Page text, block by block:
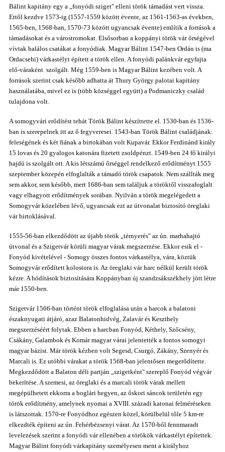
Bálint kapitány egy a „fonyódi sziget" elleni török támadást vert vissza.
Ettől kezdve 1573-ig (1557-1559 között évente, az 1561-1563-as években,
1565-ben, 1568-ban, 1570-73 között ugyancsak évente) említik a források a
támadásokat és a várostromokat. Elsősorban a koppányi török vár őrségével
vívtak halálos csatákat a fonyódiak. Magyar Bálint 1547-ben Ordán is (ma
Ordacsehi) várkastélyt épített a török ellen. A fonyódi palánkvár egyfajta
elő-váraként szolgált. Még 1559-ben is Magyar Bálint kezében volt. A
források szerint csak később adhatta át Thury György palotai kapitány
használatába, mivel ez is (több községgel együtt) a Podmaniczky család
tulajdona volt.
A somogyvári erődítést tehát Török Bálint készíttette el. 1530-ban és 1536-
ban is szerepelnek itt az ő fegyveresei. 1543-ban Török Bálint családjának:
feleségének és két fiának a birtokában volt Kupavár. Ekkor Ferdinánd király
15 lovas és 20 gyalogos katonára fizetett zsoldpénzt. 1549-ben 24 fő királyi
hajdú is szolgált ott. A kis létszámú őrséggel rendelkező erődítményt 1555
szeptember közepén elfoglalták a támadó török csapatok. Nem szállták meg
sem akkor, sem később, mert 1686-ban sem találjuk a töröktől visszafoglalt
vagy elhagyott erődítmények sorában. Nyilván a török megelégedett a
Somogyvár közelében lévő, ugyancsak ezt az útvonalat biztosító öreglaki
vár birtoklásával.
1555-56-ban elkezdődött az újabb török „térnyerés" az ún. marhahajtó
útvonal és a Szigetvár körüli magyar várak megszerzése. Ekkor esik el -
Fonyód kivételével - Somogy összes fontos várkastélya, vára, köztük
Somogyvár erődített kolostora is. Az öreglaki vár harc nélkül került török
kézre.A hódítások biztosítására Koppányban új szandzsákszékhely jött létre
már 1550-ben.
Szigetvár 1566-ban történt török elfoglalása után a harcok a balatoni
északnyugati átjáró, azaz Balatonhidvég, Zalavár és Keszthely
megszerzéséért folytak. Ebben a harcban Fonyód, Kéthely, Szőcsény,
Csákány, Galambok és Komár magyar várai jelentették a fontos somogyi
magyar bázist. Már török kézben volt Segesd, Csurgó, Zákány, Szenyér és
Marcali is. Ez utóbbi várakat a török 1568-ban jelentősen megerődítette.
Megkezdődött a Balaton déli partján „szigetként" szereplő Fonyód végvár
bekerítése. A szemesi, az öreglaki és a marcali török várak mellett
megépülhetett ekkorra a boglári hegyen, az őskori sáncok területén egy
török erődítmény, amelynek nyomai a XVIII. századi katonai felméréseken
is látszottak. 1570-re Fonyódhoz egészen közel, körülbelül tőle 5 km-re
elkezdték építeni az ún. Fehérbézsenyi várat. Az 1570-ből fennmaradt
levelezések szerint a fonyódi vár ellenében a törökök várkastélyt építettek.
Magyar Bálint fonyódi várkapitány személyesen ment a királyhoz